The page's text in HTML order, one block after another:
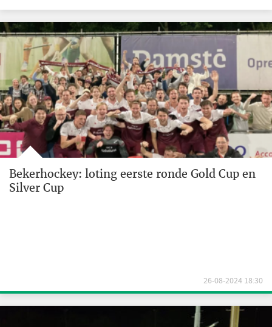
Bekerhockey: loting eerste ronde Gold Cup en
Silver Cup
26-08-2024 18:30